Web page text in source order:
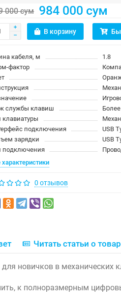
000 сум 984 000 сум
В корзину
кабеля, м
1.8
фактор
службы клавиш
клавиатуры
подключения
USB
зарядки
USB
подключения
характеристики
0 отзывов
Читать статьи о
новичков в механических
к полноразмерным